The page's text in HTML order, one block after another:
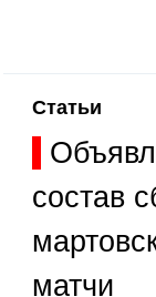
Статьи
состав
матчи